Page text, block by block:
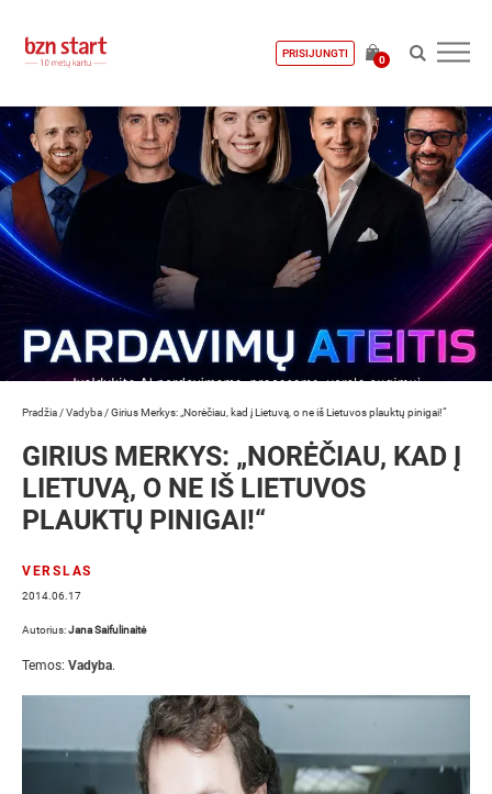
PRISIJUNGTI
0
Pradžia /Vadyba /Girius Merkys: „Norėčiau, kad į Lietuvą, o ne iš Lietuvos plauktų pinigai!“
GIRIUS MERKYS: „NORĖČIAU, KAD Į
LIETUVĄ, O NE IŠ LIETUVOS
PLAUKTŲ PINIGAI!“
VERSLAS
2014.06.17
Autorius:Jana Saifulinaitė
Temos: Vadyba.